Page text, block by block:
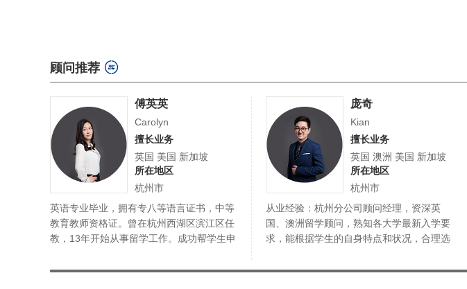
顾问推荐
傅英英
Carolyn
擅长业务
英国 美国 新加坡
所在地区
杭州市
英语专业毕业，拥有专八等语言证书，中等
教育教师资格证。曾在杭州西湖区滨江区任
教，13年开始从事留学工作。成功帮学生申
庞奇
Kian
擅长业务
英国 澳洲 美国 新加坡
所在地区
杭州市
从业经验：杭州分公司顾问经理，资深英
国、澳洲留学顾问，熟知各大学最新入学要
求，能根据学生的自身特点和状况，合理选